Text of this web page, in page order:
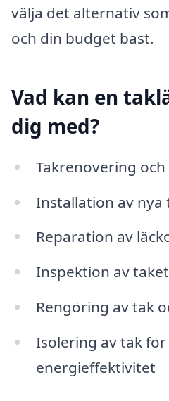
välja det alternativ
och din budget bäst.
Vad kan en
dig med?
Takrenovering
Installation av nya
Reparation av
Inspektion av
Rengöring av tak
Isolering av tak
energieffektivitet